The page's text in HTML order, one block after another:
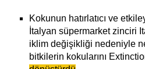
Kokunun hatırlatıcı ve
İtalyan süpermarket zinciri
iklim değişikliği nedeniyle
bitkilerin kokularını